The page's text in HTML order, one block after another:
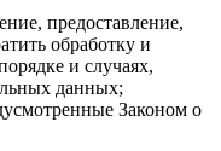
предоставление,
обработку и
и случаях,
данных;
Законом о